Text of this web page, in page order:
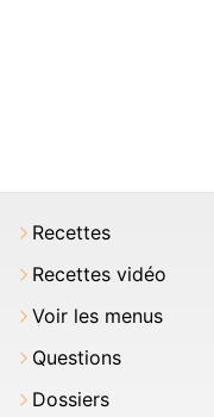
Recettes
Recettes vidéo
Voir les menus
Questions
Dossiers